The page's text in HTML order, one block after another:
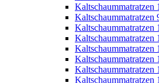
Kaltschaummatratzen
Kaltschaummatratzen
Kaltschaummatratzen
Kaltschaummatratzen
Kaltschaummatratzen
Kaltschaummatratzen
Kaltschaummatratzen
Kaltschaummatratzen